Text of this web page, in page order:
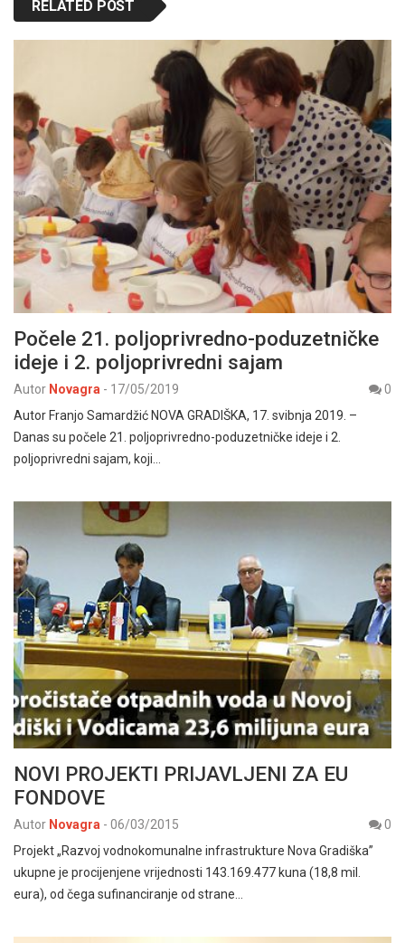
RELATED POST
Počele 21. poljoprivredno-poduzetničke
ideje i 2. poljoprivredni sajam
Autor Novagra - 17/05/2019
0
Autor Franjo Samardžić NOVA GRADIŠKA, 17. svibnja 2019. –
Danas su počele 21. poljoprivredno-poduzetničke ideje i 2.
poljoprivredni sajam, koji…
NOVI PROJEKTI PRIJAVLJENI ZA EU
FONDOVE
Autor Novagra - 06/03/2015
0
Projekt „Razvoj vodnokomunalne infrastrukture Nova Gradiška”
ukupne je procijenjene vrijednosti 143.169.477 kuna (18,8 mil.
eura), od čega sufinanciranje od strane…